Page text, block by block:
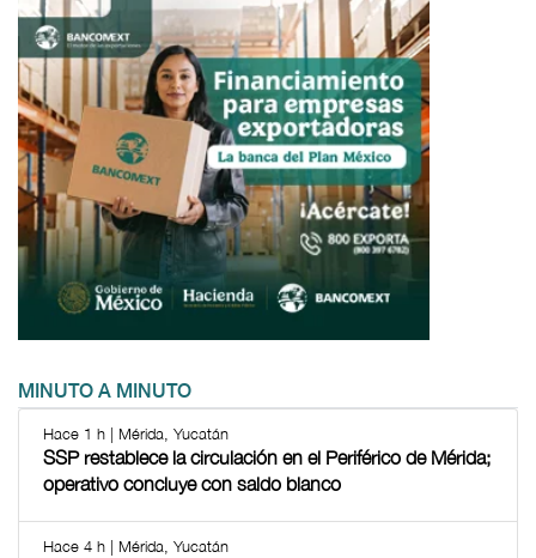
MINUTO A MINUTO
Hace 1 h | Mérida, Yucatán
SSP restablece la circulación en el Periférico de Mérida;
operativo concluye con saldo blanco
Hace 4 h | Mérida, Yucatán